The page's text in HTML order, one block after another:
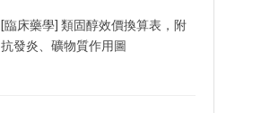
[臨床藥學] 類固醇效價換算表，附
抗發炎、礦物質作用圖